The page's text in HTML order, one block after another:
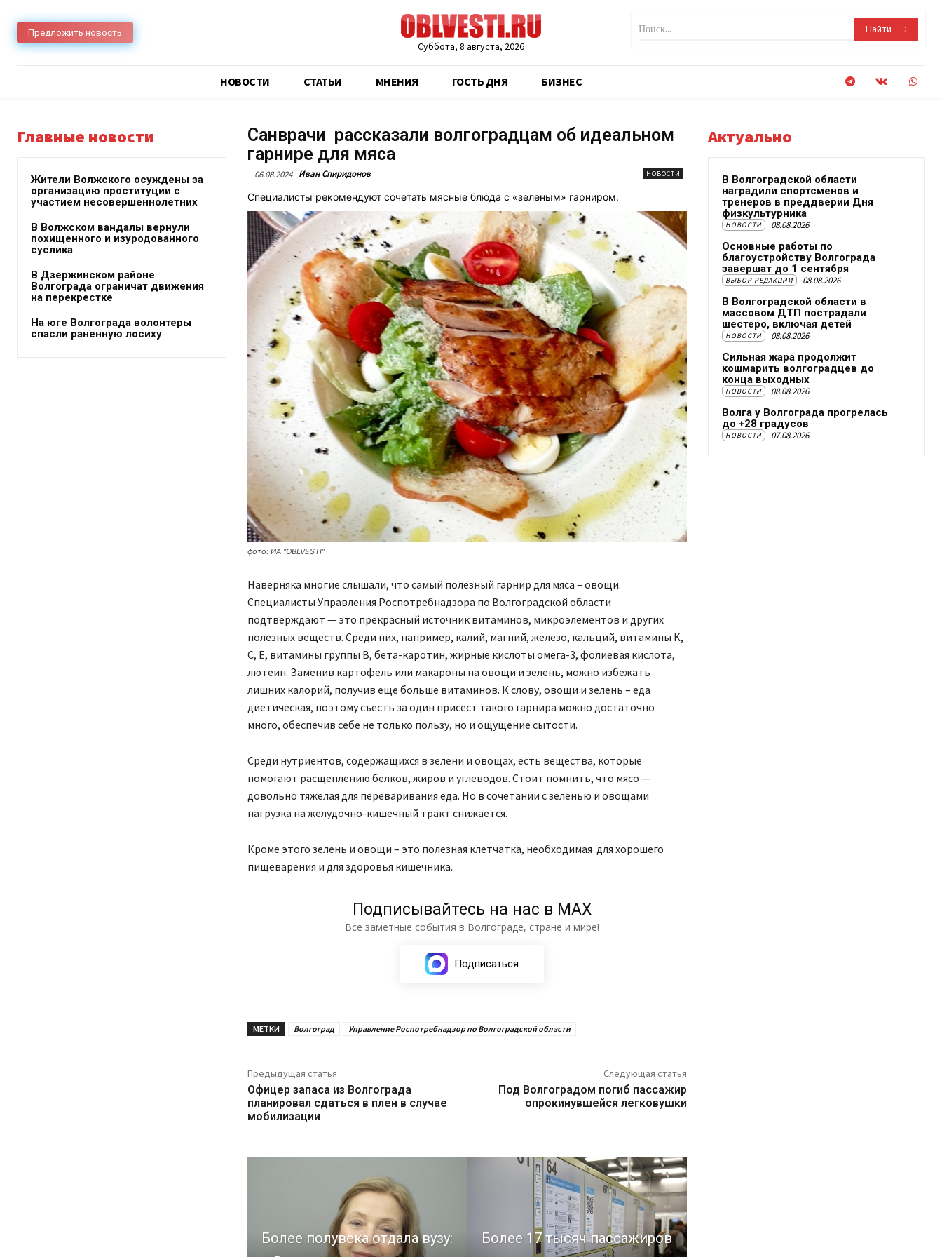
Предложить новость
Суббота, 8 августа, 2026
Поиск... Найти
НОВОСТИ CТАТЬИ МНЕНИЯ ГОСТЬ ДНЯ БИЗНЕС
Главные новости
Жители Волжского осуждены за
организацию проституции с
участием несовершеннолетних
В Волжском вандалы вернули
похищенного и изуродованного
суслика
В Дзержинском районе
Волгограда ограничат движения
на перекрестке
На юге Волгограда волонтеры
спасли раненную лосиху
Санврачи рассказали волгоградцам об идеальном
гарнире для мяса
06.08.2024 Иван Спиридонов НОВОСТИ
Специалисты рекомендуют сочетать мясные блюда с «зеленым» гарниром.
фото: ИА "OBLVESTI"
Наверняка многие слышали, что самый полезный гарнир для мяса – овощи.
Специалисты Управления Роспотребнадзора по Волгоградской области
подтверждают — это прекрасный источник витаминов, микроэлементов и других
полезных веществ. Среди них, например, калий, магний, железо, кальций, витамины K,
C, E, витамины группы В, бета-каротин, жирные кислоты омега-3, фолиевая кислота,
лютеин. Заменив картофель или макароны на овощи и зелень, можно избежать
лишних калорий, получив еще больше витаминов. К слову, овощи и зелень – еда
диетическая, поэтому съесть за один присест такого гарнира можно достаточно
много, обеспечив себе не только пользу, но и ощущение сытости.
Среди нутриентов, содержащихся в зелени и овощах, есть вещества, которые
помогают расщеплению белков, жиров и углеводов. Стоит помнить, что мясо —
довольно тяжелая для переваривания еда. Но в сочетании с зеленью и овощами
нагрузка на желудочно-кишечный тракт снижается.
Кроме этого зелень и овощи – это полезная клетчатка, необходимая для хорошего
пищеварения и для здоровья кишечника.
Подписывайтесь на нас в МАХ
Все заметные события в Волгограде, стране и мире!
Подписаться
МЕТКИ Волгоград Управление Роспотребнадзор по Волгоградской области
Предыдущая статья
Офицер запаса из Волгограда
планировал сдаться в плен в случае
мобилизации
Следующая статья
Под Волгоградом погиб пассажир
опрокинувшейся легковушки
Более полувека отдала вузу:
Более 17 тысяч пассажиров
Актуально
В Волгоградской области
наградили спортсменов и
тренеров в преддверии Дня
физкультурника
НОВОСТИ 08.08.2026
Основные работы по
благоустройству Волгограда
завершат до 1 сентября
ВЫБОР РЕДАКЦИИ 08.08.2026
В Волгоградской области в
массовом ДТП пострадали
шестеро, включая детей
НОВОСТИ 08.08.2026
Сильная жара продолжит
кошмарить волгоградцев до
конца выходных
НОВОСТИ 08.08.2026
Волга у Волгограда прогрелась
до +28 градусов
НОВОСТИ 07.08.2026